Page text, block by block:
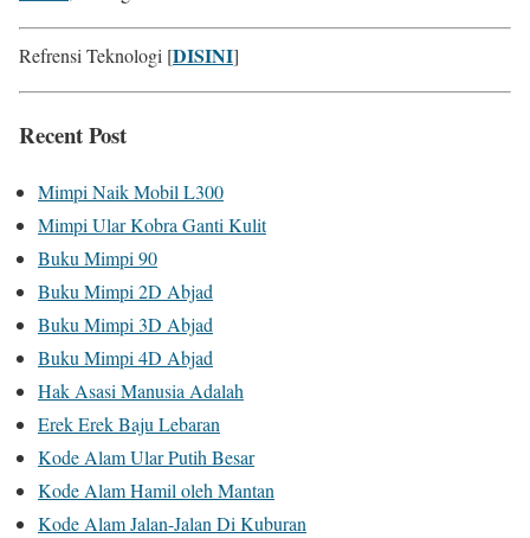
Refrensi Teknologi [DISINI]
Recent Post
Mimpi Naik Mobil L300
Mimpi Ular Kobra Ganti Kulit
Buku Mimpi 90
Buku Mimpi 2D Abjad
Buku Mimpi 3D Abjad
Buku Mimpi 4D Abjad
Hak Asasi Manusia Adalah
Erek Erek Baju Lebaran
Kode Alam Ular Putih Besar
Kode Alam Hamil oleh Mantan
Kode Alam Jalan-Jalan Di Kuburan